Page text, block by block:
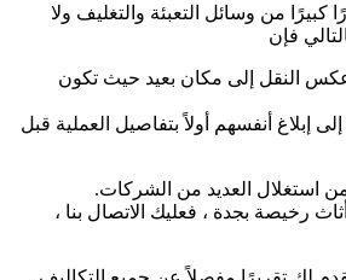
كبيرًا من وسائل التعبئة والتغليف ولا
فإن
النقل إلى مكان بعيد حيث تكون
إبلاغ أنفسهم أولاً بتفاصيل العملية قبل
استغلال العديد من الشركات.
رخيصة بجدة ، فعليك الاتصال بنا ،